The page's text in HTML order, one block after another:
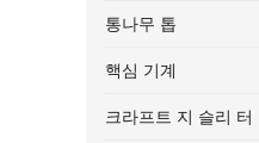
통나무 톱
핵심 기계
크라프트 지 슬리 터